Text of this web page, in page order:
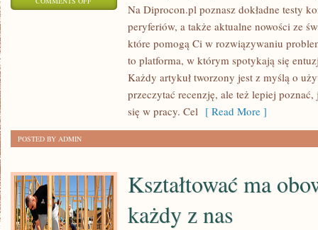
BRANŻOWYCH
Na Diprocon.pl poznasz dokładne testy
peryferiów, a także aktualne nowości ze
które pomogą Ci w rozwiązywaniu
to platforma, w którym spotykają się
Każdy artykuł tworzony jest z myślą o
przeczytać recenzję, ale też lepiej
się w pracy. Cel [ Read More ]
POSTED BY ADMIN
Kształtować ma
każdy z nas